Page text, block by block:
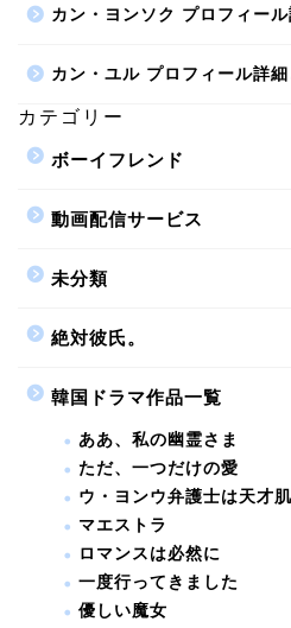
カン・ヨンソク プロフィー
カン・ユル プロフィール詳
カテゴリー
ボーイフレンド
動画配信サービス
未分類
絶対彼氏。
韓国ドラマ作品一覧
ああ、私の幽霊さま
ただ、一つだけの愛
ウ・ヨンウ弁護士は天才肌
マエストラ
ロマンスは必然に
一度行ってきました
優しい魔女